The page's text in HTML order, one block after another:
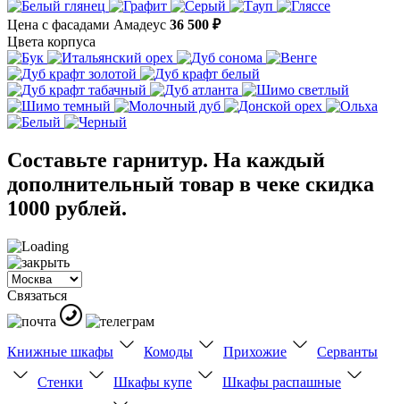
Цена с фасадами Амадеус 36 500 ₽
Цвета корпуса
Составьте гарнитур. На каждый
дополнительный товар в чеке скидка
1000 рублей.
Связаться
Книжные шкафы Комоды Прихожие
Серванты
Стенки
Шкафы купе
Шкафы распашные